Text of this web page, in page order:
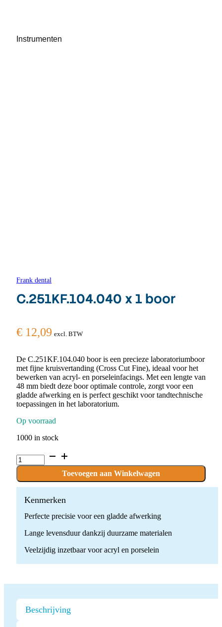
Instrumenten
Frank dental
C.251KF.104.040 x 1 boor
€ 12,09 excl. BTW
De C.251KF.104.040 boor is een precieze laboratoriumboor
met fijne kruisvertanding (Cross Cut Fine), ideaal voor het
bewerken van acryl- en porseleinfacings. Met een lengte van
48 mm biedt deze boor optimale controle, zorgt voor een
gladde afwerking en is perfect geschikt voor tandtechnische
toepassingen in het laboratorium.
Op voorraad
1000 in stock
C.251KF.104.040
x
boor
quantity
Toevoegen aan Winkelwagen
Kenmerken
Perfecte precisie voor een gladde afwerking
Lange levensduur dankzij duurzame materialen
Veelzijdig inzetbaar voor acryl en porselein
Beschrijving